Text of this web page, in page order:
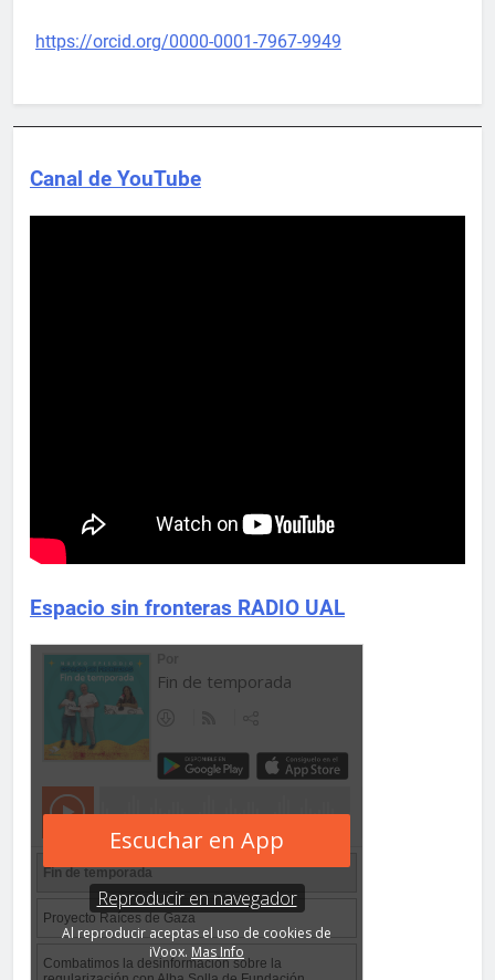
https://orcid.org/0000-0001-7967-9949
Canal de YouTube
Espacio sin fronteras RADIO UAL